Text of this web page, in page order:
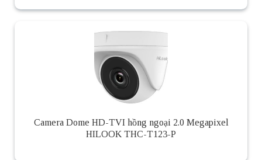
Camera Dome HD-TVI hồng ngoại 2.0 Megapixel
HILOOK THC-T123-P